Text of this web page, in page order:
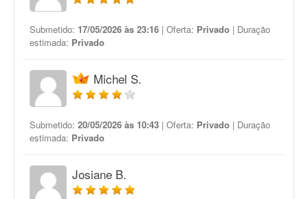
Submetido: 17/05/2026 às 23:16 | Oferta: Privado | Duração
estimada: Privado
Michel S.
Submetido: 20/05/2026 às 10:43 | Oferta: Privado | Duração
estimada: Privado
Josiane B.